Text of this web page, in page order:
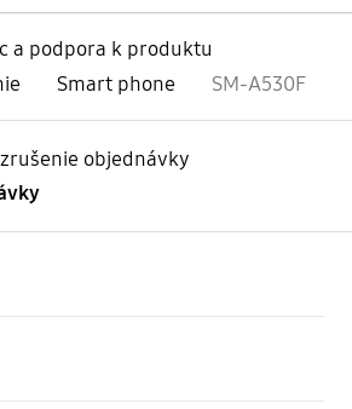
a podpora k produktu
Smart phone SM-A530F
objednávky